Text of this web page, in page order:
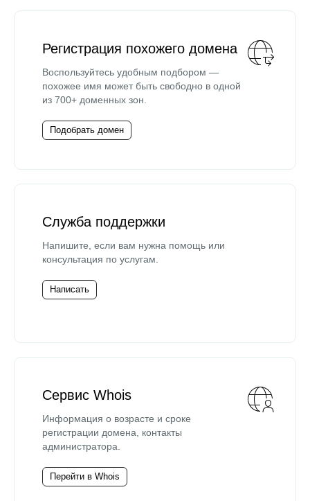
Регистрация похожего домена
Воспользуйтесь удобным подбором —
похожее имя может быть свободно в одной
из 700+ доменных зон.
Подобрать домен
Служба поддержки
Напишите, если вам нужна помощь или
консультация по услугам.
Написать
Сервис Whois
Информация о возрасте и сроке
регистрации домена, контакты
администратора.
Перейти в Whois